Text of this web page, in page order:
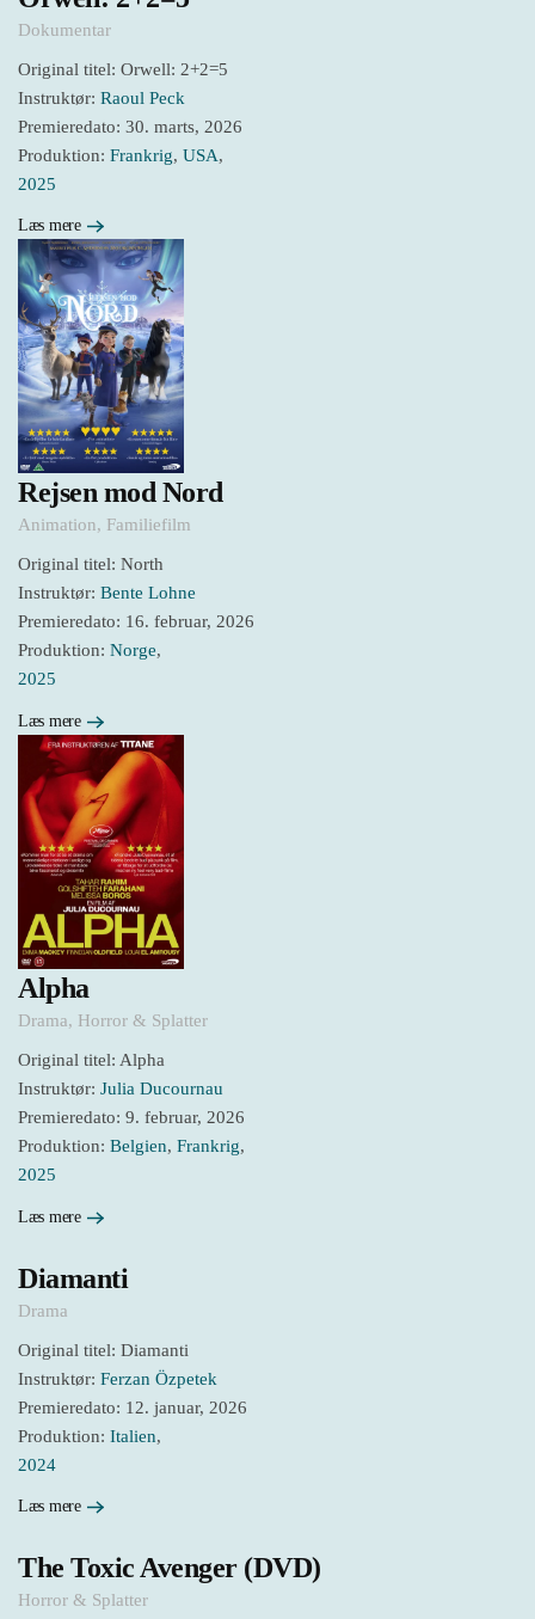
Dokumentar
Original titel: Orwell: 2+2=5
Instruktør: Raoul Peck
Premieredato: 30. marts, 2026
Produktion: Frankrig, USA,
2025
Læs mere
Rejsen mod Nord
Animation, Familiefilm
Original titel: North
Instruktør: Bente Lohne
Premieredato: 16. februar, 2026
Produktion: Norge,
2025
Læs mere
Alpha
Drama, Horror & Splatter
Original titel: Alpha
Instruktør: Julia Ducournau
Premieredato: 9. februar, 2026
Produktion: Belgien, Frankrig,
2025
Læs mere
Diamanti
Drama
Original titel: Diamanti
Instruktør: Ferzan Özpetek
Premieredato: 12. januar, 2026
Produktion: Italien,
2024
Læs mere
The Toxic Avenger (DVD)
Horror & Splatter